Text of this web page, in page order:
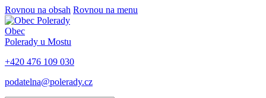
Rovnou na obsah Rovnou na menu
Obec
Polerady u Mostu
+420 476 109 030
podatelna@polerady.cz